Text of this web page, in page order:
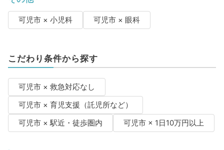
可児市 × 小児科 可児市 × 眼科
こだわり条件から探す
可児市 × 救急対応なし
可児市 × 育児支援（託児所など）
可児市 × 駅近・徒歩圏内
可児市 × 1日10万円以上